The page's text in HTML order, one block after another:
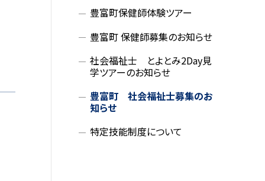
豊富町保健師体験ツアー
豊富町 保健師募集のお知らせ
社会福祉士 とよとみ2Day見
学ツアーのお知らせ
豊富町 社会福祉士募集のお
知らせ
特定技能制度について